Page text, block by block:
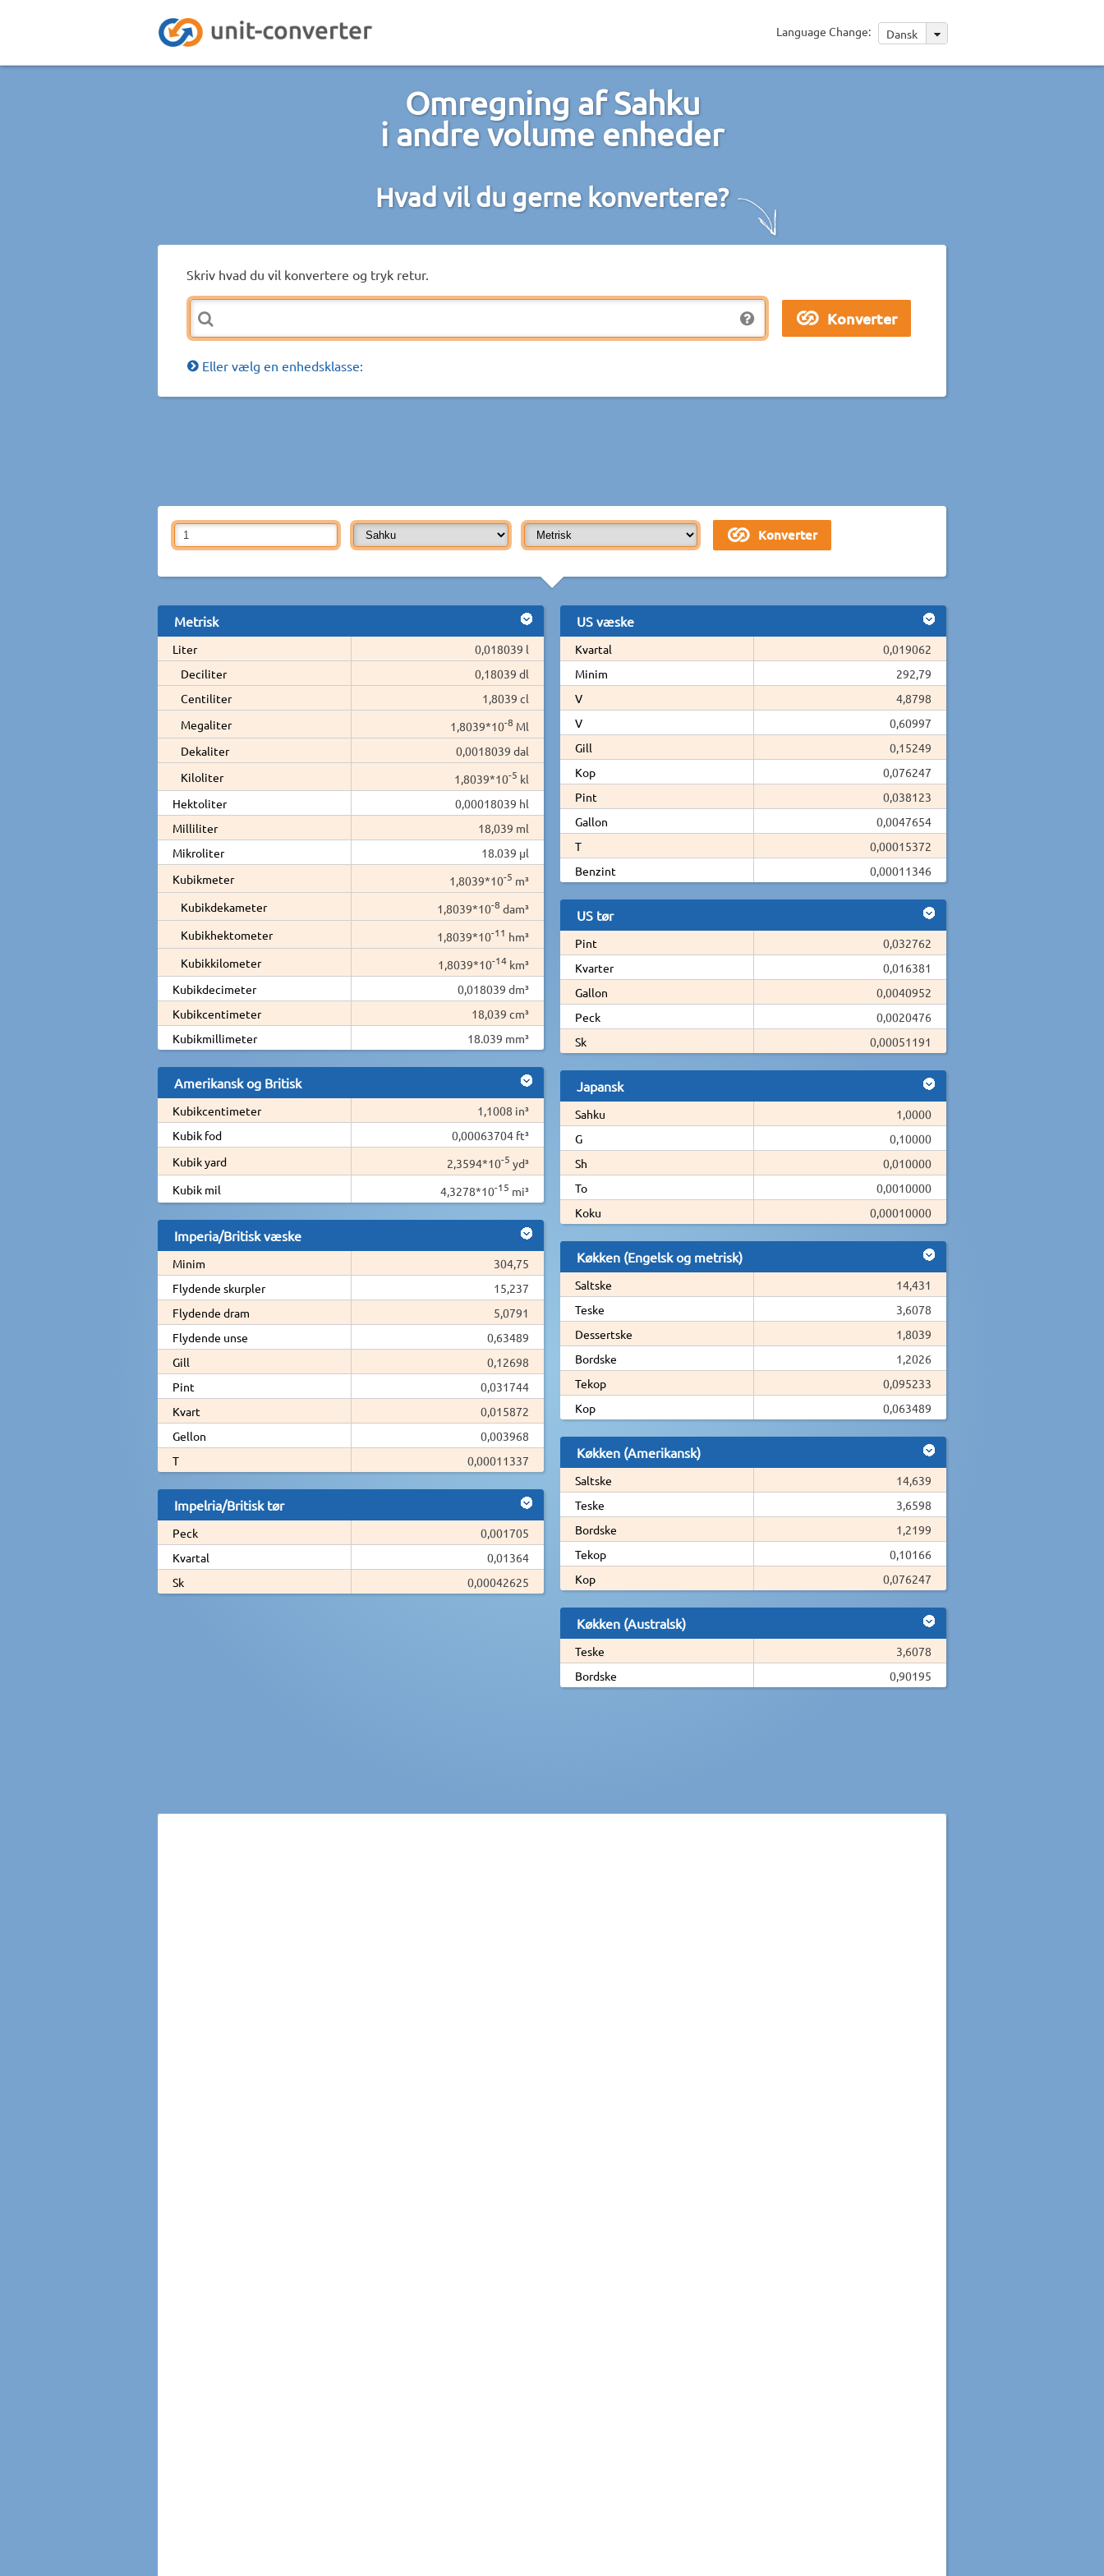
Language Change: Dansk
Omregning af Sahku
i andre volume enheder
Hvad vil du gerne konvertere?
Skriv hvad du vil konvertere og tryk retur.
Eller vælg en enhedsklasse:
Metrisk
Liter
0,018039 l
Deciliter
0,18039 dl
Centiliter
1,8039 cl
Megaliter
1,8039*10-8 Ml
Dekaliter
0,0018039 dal
Kiloliter
1,8039*10-5 kl
Hektoliter
0,00018039 hl
Milliliter
18,039 ml
Mikroliter
18.039 µl
Kubikmeter
1,8039*10-5 m³
Kubikdekameter
1,8039*10-8 dam³
Kubikhektometer
1,8039*10-11 hm³
Kubikkilometer
1,8039*10-14 km³
Kubikdecimeter
0,018039 dm³
Kubikcentimeter
18,039 cm³
Kubikmillimeter
18.039 mm³
Amerikansk og Britisk
Kubikcentimeter
1,1008 in³
Kubik fod
0,00063704 ft³
Kubik yard
2,3594*10-5 yd³
Kubik mil
4,3278*10-15 mi³
Imperia/Britisk væske
Minim
304,75
Flydende skurpler
15,237
Flydende dram
5,0791
Flydende unse
0,63489
Gill
0,12698
Pint
0,031744
Kvart
0,015872
Gellon
0,003968
T
0,00011337
Impelria/Britisk tør
Peck
0,001705
Kvartal
0,01364
Sk
0,00042625
US væske
Kvartal
0,019062
Minim
292,79
V
4,8798
V
0,60997
Gill
0,15249
Kop
0,076247
Pint
0,038123
Gallon
0,0047654
T
0,00015372
Benzint
0,00011346
US tør
Pint
0,032762
Kvarter
0,016381
Gallon
0,0040952
Peck
0,0020476
Sk
0,00051191
Japansk
Sahku
1,0000
G
0,10000
Sh
0,010000
To
0,0010000
Koku
0,00010000
Køkken (Engelsk og metrisk)
Saltske
14,431
Teske
3,6078
Dessertske
1,8039
Bordske
1,2026
Tekop
0,095233
Kop
0,063489
Køkken (Amerikansk)
Saltske
14,639
Teske
3,6598
Bordske
1,2199
Tekop
0,10166
Kop
0,076247
Køkken (Australsk)
Teske
3,6078
Bordske
0,90195